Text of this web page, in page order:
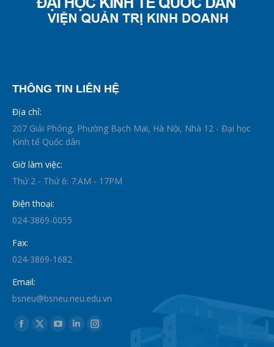
THÔNG TIN LIÊN HỆ
Địa chỉ:
207 Giải Phóng, Phường Bạch Mai, Hà Nội, Nhà 12 - Đại học
Kinh tế Quốc dân
Giờ làm việc:
Thứ 2 - Thứ 6: 7:AM - 17PM
Điện thoại:
024-3869-0055
Fax:
024-3869-1682
Email:
bsneu@bsneu.neu.edu.vn
Find us on:
Facebook
X
YouTube
LinkedinInstagram